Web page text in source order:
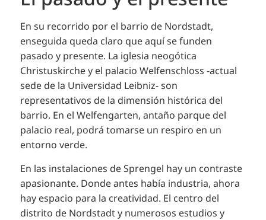
En su recorrido por el barrio de Nordstadt,
enseguida queda claro que aquí se funden
pasado y presente. La iglesia neogótica
Christuskirche y el palacio Welfenschloss -actual
sede de la Universidad Leibniz- son
representativos de la dimensión histórica del
barrio. En el Welfengarten, antaño parque del
palacio real, podrá tomarse un respiro en un
entorno verde.
En las instalaciones de Sprengel hay un contraste
apasionante. Donde antes había industria, ahora
hay espacio para la creatividad. El centro del
distrito de Nordstadt y numerosos estudios y